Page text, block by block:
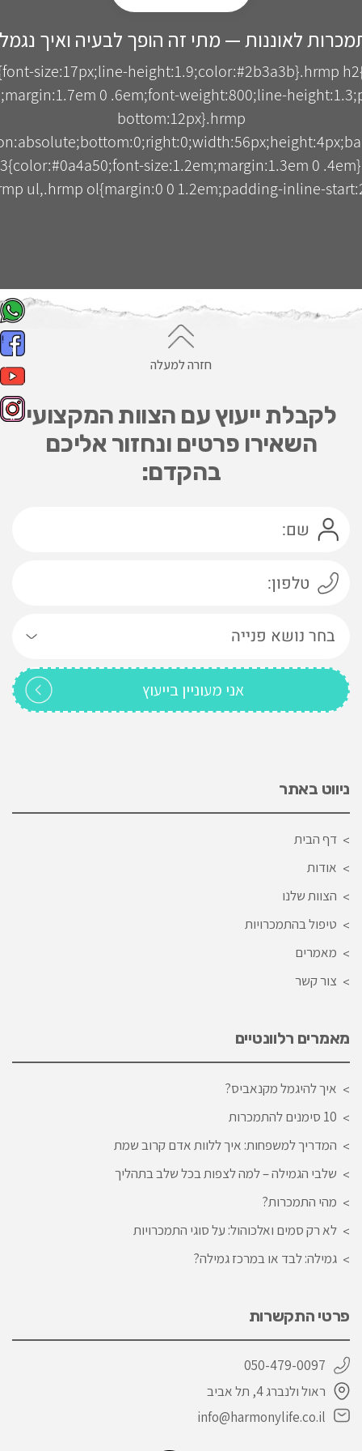
לאוננות — מתי זה הופך לבעיה ואיך
size:17px;line-height:1.9;color:#2b3a3b}.hrmp
0 .6em;font-weight:800;line-
bottom:12px}.hrmp
size:1.2em;margin:1.3em 0
ul,.hrmp ol{margin:0 0 1.2em;padding-inline-
חזרה למעלה
לקבלת ייעוץ עם הצוות המקצועי
השאירו פרטים ונחזור אליכם
בהקדם:
ניווט באתר
דף הבית
אודות
הצוות שלנו
טיפול בהתמכרויות
מאמרים
צור קשר
מאמרים רלוונטיים
איך להיגמל מקנאביס?
10 סימנים להתמכרות
המדריך למשפחות: איך ללוות אדם קרוב שמת
שלבי הגמילה – למה לצפות בכל שלב בתהליך
מהי התמכרות?
לא רק סמים ואלכוהול: על סוגי התמכרויות
גמילה: לבד או במרכז גמילה?
פרטי התקשרות
050-479-0097
ראול ולנברג 4, תל אביב
info@harmonylife.co.il